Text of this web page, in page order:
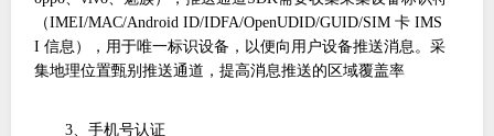
（IMEI/MAC/Android ID/IDFA/OpenUDID/GUID/SIM 卡 IMS
I 信息），用于唯一标识设备，以便向用户设备推送消息。采
集地理位置甄别推送通道，提高消息推送的区域覆盖率
3、手机号认证